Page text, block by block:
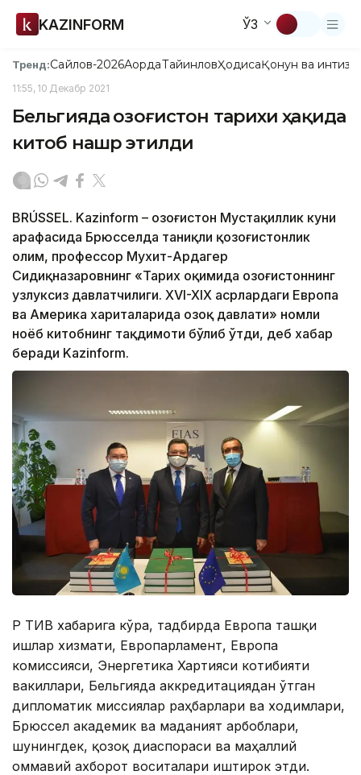
KAZINFORM ЎЗ
Тренд:Сайлов-2026АқордаТайинловҲодисаҚонун ва
11:55, 10 Декабр 2021
Бельгияда Қозоғистон тарихи ҳақида
китоб нашр этилди
BRÚSSEL. Kazinform – Қозоғистон Мустақиллик куни
арафасида Брюсселда таниқли қозоғистонлик
олим, профессор Мухит-Ардагер
Сидиқназаровнинг «Тарих оқимида Қозоғистоннинг
узлуксиз давлатчилиги. XVI-XIX асрлардаги Европа
ва Америка хариталарида Қозоқ давлати» номли
ноёб китобнинг тақдимоти бўлиб ўтди, деб хабар
беради Kazinform.
ҚР ТИВ хабарига кўра, тадбирда Европа ташқи
ишлар хизмати, Европарламент, Европа
комиссияси, Энергетика Хартияси котибияти
вакиллари, Бельгияда аккредитациядан ўтган
дипломатик миссиялар раҳбарлари ва ходимлари,
Брюссел академик ва маданият арбоблари,
шунингдек, қозоқ диаспораси ва маҳаллий
оммавий ахборот воситалари иштирок этди.